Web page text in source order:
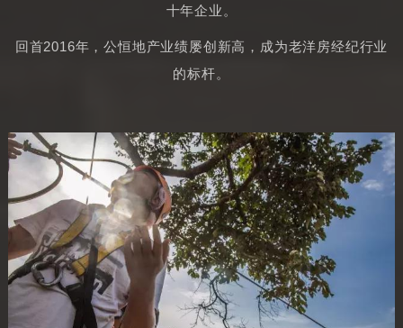
十年企业。
回首2016年，公恒地产业绩屡创新高，成为老洋房经纪行业
的标杆。